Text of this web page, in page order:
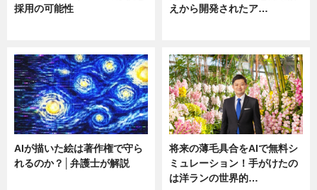
採用の可能性
えから開発されたア…
AIが描いた絵は著作権で守ら
れるのか？│弁護士が解説
将来の薄毛具合をAIで無料シ
ミュレーション！手がけたの
は洋ランの世界的…